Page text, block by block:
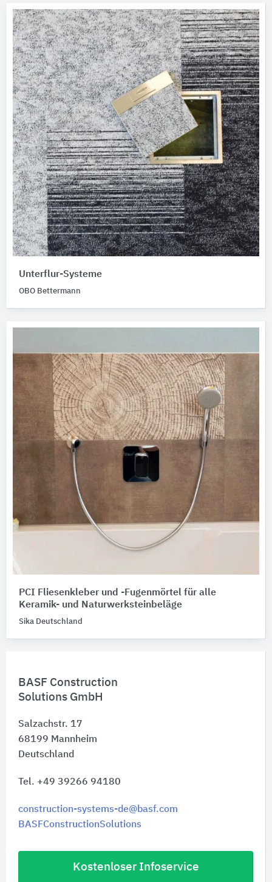
BASF Construction
Solutions GmbH
Salzachstr. 17
68199 Mannheim
Deutschland
Tel. +49 39266 94180
construction-systems-de@basf.com
BASFConstructionSolutions
Kostenloser Infoservice
Unterflur-Systeme
OBO Bettermann
PCI Fliesenkleber und -Fugenmörtel für alle
Keramik- und Naturwerksteinbeläge
Sika Deutschland